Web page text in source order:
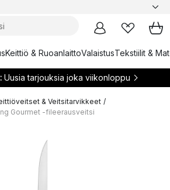
Keittiö & RuoanlaittoValaistusTekstiilit &
Uusia tarjouksia joka viikonloppu
& Veitsitarvikkeet /
Gourmet -fileerausveitsi